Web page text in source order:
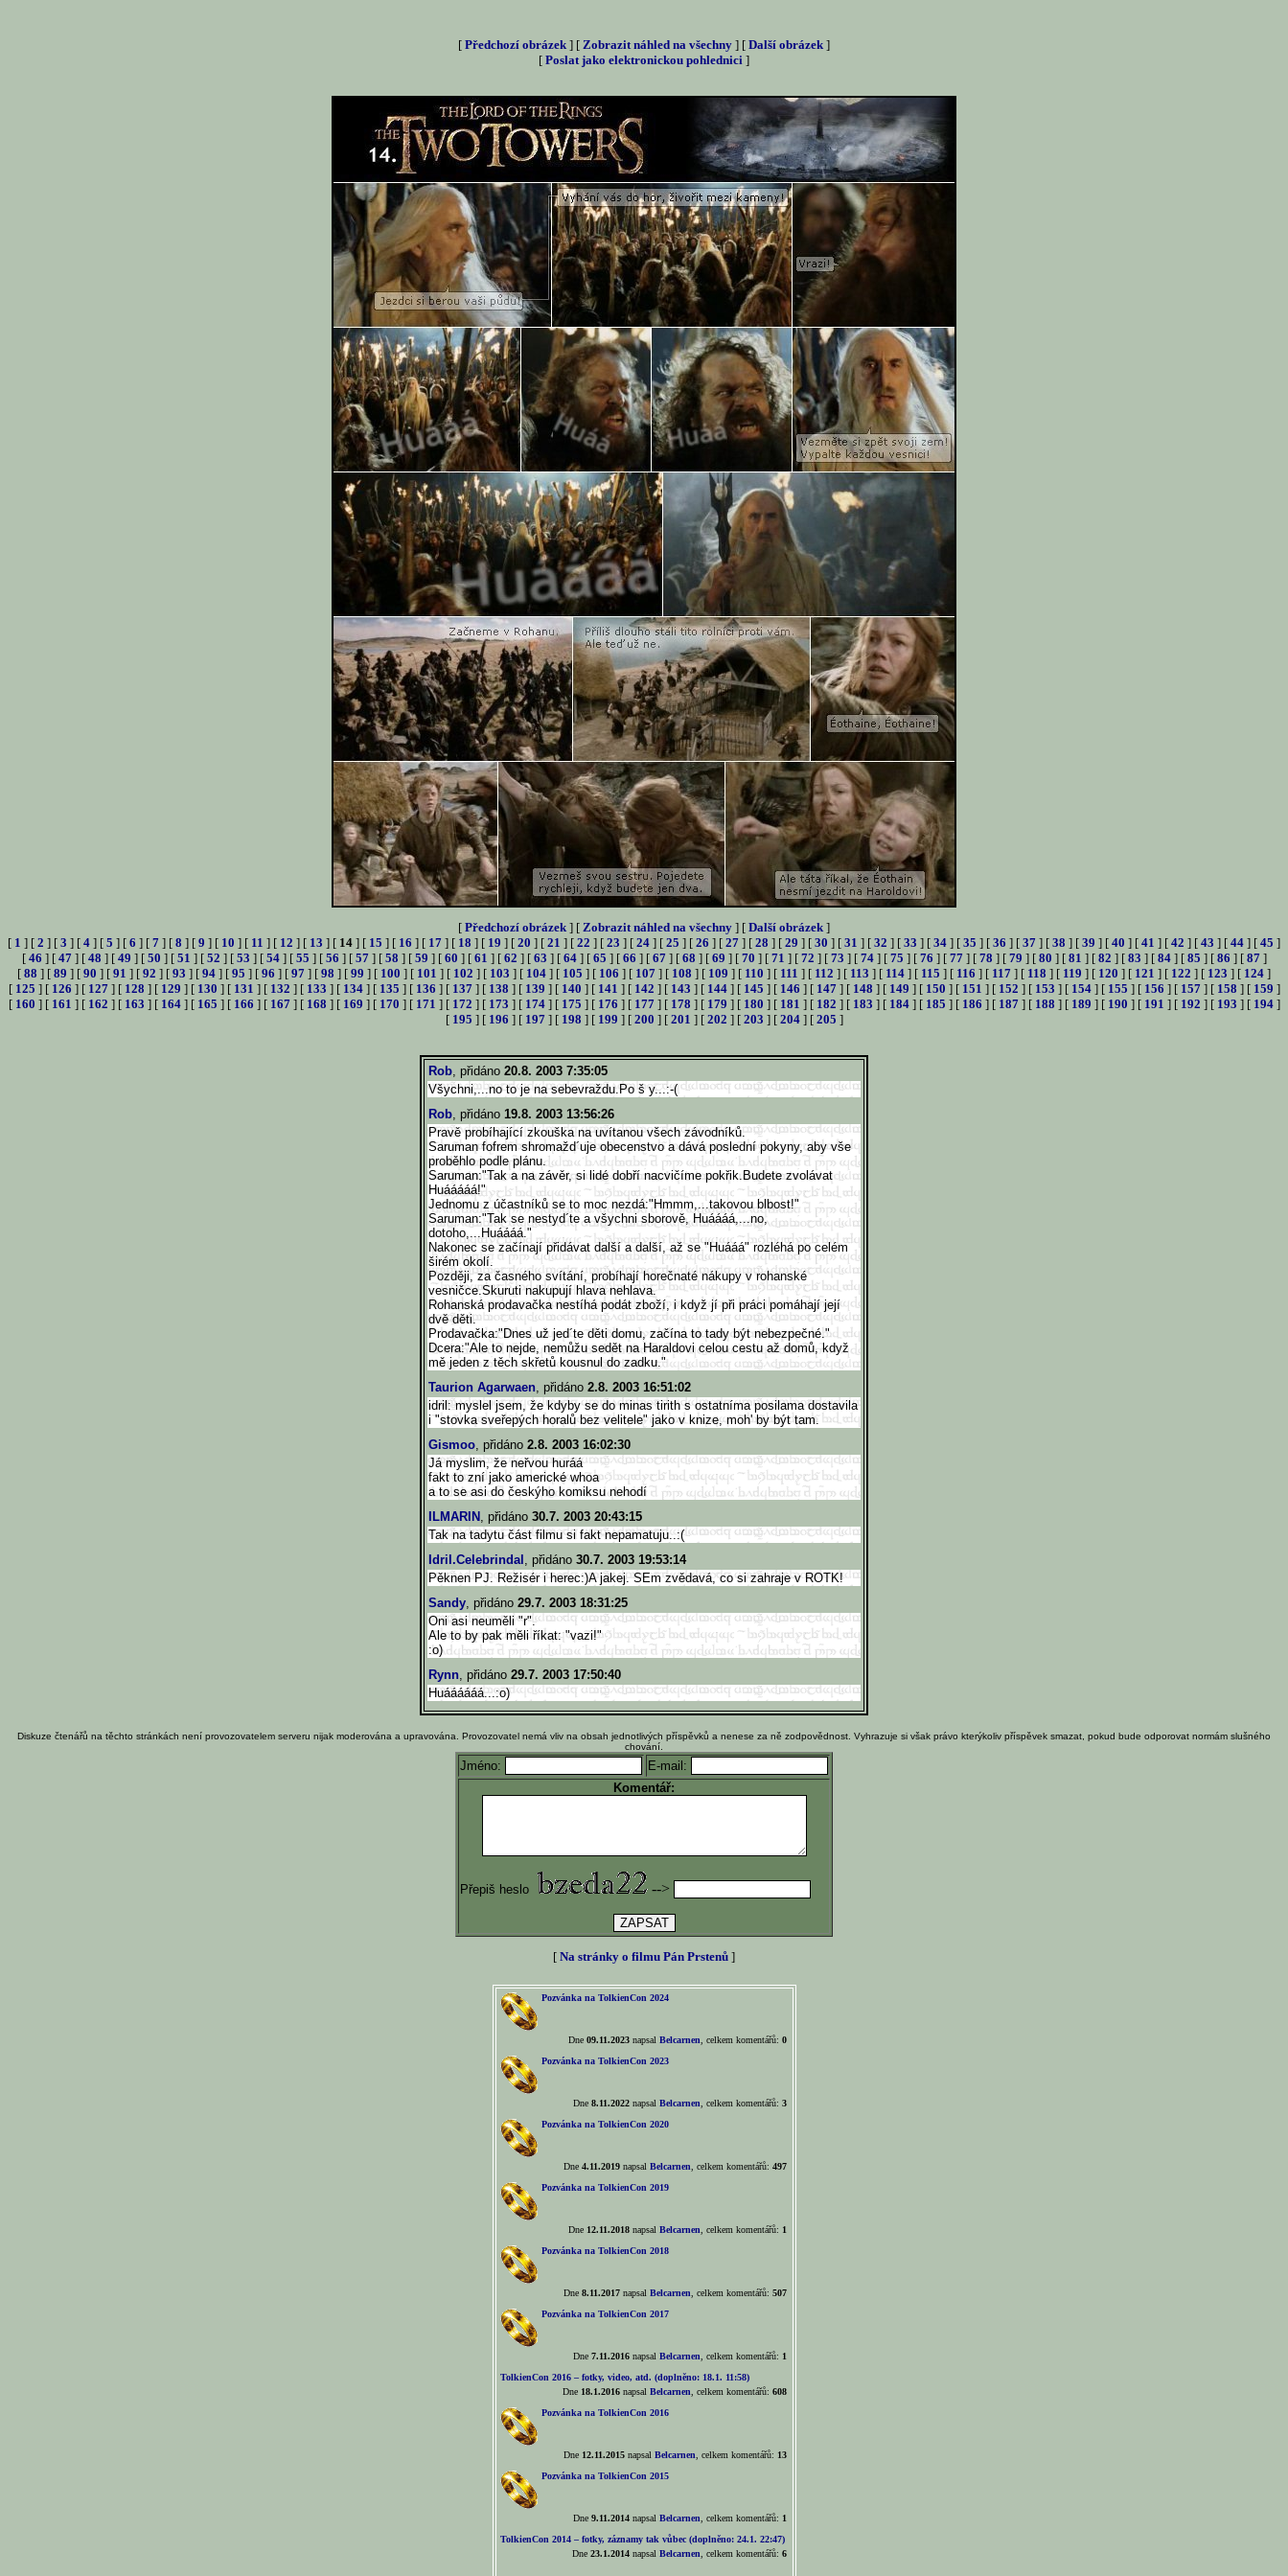
[ Předchozí obrázek ] [ Zobrazit náhled na všechny ] [ Další obrázek ]
[ Poslat jako elektronickou pohlednici ]
[ Předchozí obrázek ] [ Zobrazit náhled na všechny ] [ Další obrázek ]
[ 1 ] [ 2 ] [ 3 ] [ 4 ] [ 5 ] [ 6 ] [ 7 ] [ 8 ] [ 9 ] [ 10 ] [ 11 ] [ 12 ] [ 13 ] [ 14 ] [ 15 ] [ 16 ] [ 17 ] [ 18 ] [ 19 ] [ 20 ] [ 21 ] [ 22 ] [ 23 ] [ 24 ] [ 25 ] [ 26 ] [ 27 ] [ 28 ] [ 29 ] [ 30 ] [ 31 ] [ 32 ] [ 33 ] [ 34 ] [ 35 ] [ 36 ] [ 37 ] [ 38 ] [ 39 ] [ 40 ] [ 41 ] [ 42 ] [ 43 ] [ 44 ] [ 45 ]
[ 46 ] [ 47] [ 48 ] [ 49 ] [ 50 ] [ 51 ] [ 52 ] [ 53 ] [ 54] [ 55 ] [ 56 ] [ 57] [ 58 ] [ 59 ] [ 60 ] [ 61 ] [ 62 ] [ 63 ] [ 64] [ 65 ] [ 66 ] [ 67] [ 68 ] [ 69 ] [ 70 ] [ 71 ] [ 72 ] [ 73 ] [ 74] [ 75 ] [ 76 ] [ 77] [ 78 ] [ 79 ] [ 80 ] [ 81 ] [ 82 ] [ 83 ] [ 84] [ 85 ] [ 86 ] [ 87]
[ 88 ] [ 89 ] [ 90 ] [ 91 ] [ 92 ] [ 93 ] [ 94 ] [ 95 ] [ 96 ] [ 97 ] [ 98 ] [ 99 ] [ 100 ] [ 101 ] [ 102 ] [ 103 ] [ 104 ] [ 105 ] [ 106 ] [ 107 ] [ 108 ] [ 109 ] [ 110 ] [ 111 ] [ 112 ] [ 113 ] [ 114 ] [ 115 ] [ 116 ] [ 117 ] [ 118 ] [ 119 ] [ 120 ] [ 121 ] [ 122 ] [ 123 ] [ 124 ]
[ 125 ] [ 126 ] [ 127] [ 128 ] [ 129 ] [ 130 ] [ 131 ] [ 132 ] [ 133 ] [ 134] [ 135 ] [ 136 ] [ 137] [ 138 ] [ 139 ] [ 140 ] [ 141 ] [ 142 ] [ 143 ] [ 144] [ 145 ] [ 146 ] [ 147] [ 148 ] [ 149 ] [ 150 ] [ 151 ] [ 152 ] [ 153 ] [ 154] [ 155 ] [ 156 ] [ 157] [ 158 ] [ 159 ]
[ 160 ] [ 161 ] [ 162 ] [ 163 ] [ 164] [ 165 ] [ 166 ] [ 167] [ 168 ] [ 169 ] [ 170 ] [ 171 ] [ 172 ] [ 173 ] [ 174] [ 175 ] [ 176 ] [ 177] [ 178 ] [ 179 ] [ 180 ] [ 181 ] [ 182 ] [ 183 ] [ 184] [ 185 ] [ 186 ] [ 187] [ 188 ] [ 189 ] [ 190 ] [ 191 ] [ 192 ] [ 193 ] [ 194]
[ 195 ] [ 196 ] [ 197] [ 198 ] [ 199 ] [ 200 ] [ 201 ] [ 202 ] [ 203 ] [ 204] [ 205 ]
Rob, přidáno 20.8. 2003 7:35:05
Všychni,...no to je na sebevraždu.Po š y...:-(
Rob, přidáno 19.8. 2003 13:56:26
Pravě probíhající zkouška na uvítanou všech závodníků.
Saruman fofrem shromažd´uje obecenstvo a dává poslední pokyny, aby vše
proběhlo podle plánu.
Saruman:"Tak a na závěr, si lidé dobří nacvičíme pokřik.Budete zvolávat
Huááááá!"
Jednomu z účastníků se to moc nezdá:"Hmmm,...takovou blbost!"
Saruman:"Tak se nestyd´te a všychni sborově, Huáááá,...no,
dotoho,...Huáááá."
Nakonec se začínají přidávat další a další, až se "Huááá" rozléhá po celém
širém okolí.
Později, za časného svítání, probíhají horečnaté nákupy v rohanské
vesničce.Skuruti nakupují hlava nehlava.
Rohanská prodavačka nestíhá podát zboží, i když jí při práci pomáhají její
dvě děti.
Prodavačka:"Dnes už jed´te děti domu, začína to tady být nebezpečné."
Dcera:"Ale to nejde, nemůžu sedět na Haraldovi celou cestu až domů, když
mě jeden z těch skřetů kousnul do zadku."
Taurion Agarwaen, přidáno 2.8. 2003 16:51:02
idril: myslel jsem, že kdyby se do minas tirith s ostatníma posilama dostavila
i "stovka sveřepých horalů bez velitele" jako v knize, moh' by být tam.
Gismoo, přidáno 2.8. 2003 16:02:30
Já myslim, že neřvou huráá
fakt to zní jako americké whoa
a to se asi do českýho komiksu nehodí
ILMARIN , přidáno 30.7. 2003 20:43:15
Tak na tadytu část filmu si fakt nepamatuju..:(
Idril.Celebrindal , přidáno 30.7. 2003 19:53:14
Pěknen PJ. Režisér i herec:)A jakej. SEm zvědavá, co si zahraje v ROTK!
Sandy, přidáno 29.7. 2003 18:31:25
Oni asi neuměli "r".
Ale to by pak měli říkat: "vazi!"
:o)
Rynn, přidáno 29.7. 2003 17:50:40
Huáááááá...:o)
Diskuze čtenářů na těchto stránkách není provozovatelem serveru nijak moderována a upravována. Provozovatel nemá vliv na obsah jednotlivých příspěvků a nenese za ně zodpovědnost. Vyhrazuje si však právo kterýkoliv příspěvek smazat, pokud bude odporovat normám slušného
chování.
Jméno:
E-mail:
Komentář:
Přepiš heslo -->
[ Na stránky o filmu Pán Prstenů ]
Pozvánka na TolkienCon 2024
Dne 09.11.2023napsal Belcarnen , celkem komentářů: 0
Pozvánka na TolkienCon 2023
Dne 8.11.2022napsal Belcarnen , celkem komentářů: 3
Pozvánka na TolkienCon 2020
Dne 4.11.2019napsal Belcarnen , celkem komentářů: 497
Pozvánka na TolkienCon 2019
Dne 12.11.2018napsal Belcarnen , celkem komentářů: 1
Pozvánka na TolkienCon 2018
Dne 8.11.2017napsal Belcarnen , celkem komentářů: 507
Pozvánka na TolkienCon 2017
Dne 7.11.2016napsal Belcarnen , celkem komentářů: 1
TolkienCon 2016 – fotky, video, atd. (doplněno: 18.1. 11:58)
Dne 18.1.2016napsal Belcarnen , celkem komentářů: 608
Pozvánka na TolkienCon 2016
Dne 12.11.2015napsal Belcarnen , celkem komentářů: 13
Pozvánka na TolkienCon 2015
Dne 9.11.2014napsal Belcarnen , celkem komentářů: 1
TolkienCon 2014 – fotky, záznamy tak vůbec (doplněno: 24.1. 22:47)
Dne 23.1.2014napsal Belcarnen , celkem komentářů: 6